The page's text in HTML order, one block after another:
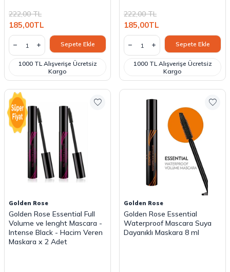
222,00TL
185,00TL
Sepete Ekle
1000 TL Alışverişe Ücretsiz
Kargo
222,00TL
185,00TL
Sepete Ekle
1000 TL Alışverişe Ücretsiz
Kargo
Golden Rose
Golden Rose Essential Full
Volume ve lenght Mascara -
Intense Black - Hacim Veren
Maskara x 2 Adet
Golden Rose
Golden Rose Essential
Waterproof Mascara Suya
Dayanıklı Maskara 8 ml